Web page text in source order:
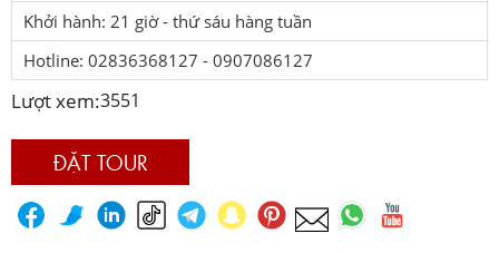
Khởi hành: 21 giờ - thứ sáu hàng tuần
Hotline: 02836368127 - 0907086127
Lượt xem:3551
ĐẶT TOUR